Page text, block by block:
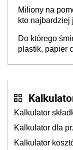
stołecznych
Miliony na
kto
Do którego
plastik, papier
Kalkulator
Kalkulator dla
Kalkulator